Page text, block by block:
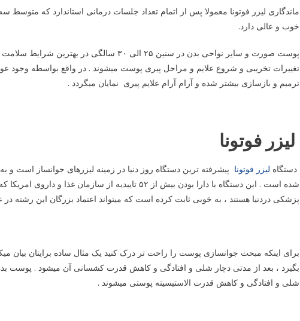
ماندگاری لیزر فوتونا معمولا پس از اتمام تعداد جلسات درمانی استاندارد که
خوب و عالی دارد.
پوست صورت و سایر نواحی بدن در سنین ۲۵ الی ۳۰
تغییرات تخریبی و شروع علایم و مراحل پیری پوست میشوند . در واقع بواسطه
ترمیم و بازسازی بیشتر شده و آرام آرام علایم پیری نمایان میگردد .
لیزر فوتونا
دستگاه لیزر فوتونا
شده است . این دستگاه با دارا بودن بیش از ۵۲ تاییدیه
پزشکی دردنیا هستند ، به خوبی ثابت کرده است که میتواند اعتماد بزرگان این رشته
برای اینکه مبحث جوانسازی پوست را راحت تر درک کنید یک مثال ساده برایتان
بگیرد ، بعد از مدتی دچار شلی و افتادگی و کاهش قدرت کشسانی آن میشود . پوست
شلی و افتادگی و کاهش قدرت الاستیسیته پوستی میشوند .